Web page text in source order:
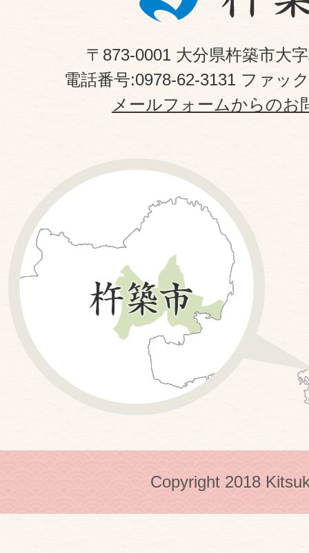
〒873-0001 大分県杵築市大
電話番号:0978-62-3131 ファッ
メールフォームからのお
Copyright 2018